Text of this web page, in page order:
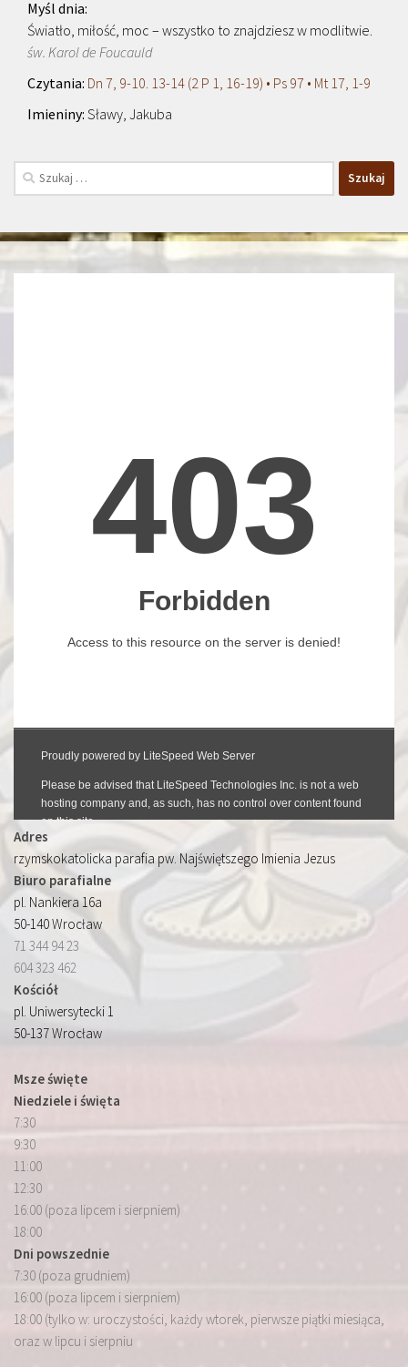
Światło, miłość, moc – wszystko to znajdziesz w modlitwie.
św. Karol de Foucauld
Dn 7, 9-10. 13-14 (2 P 1, 16-19) • Ps 97 • Mt 17, 1-9
Sławy, Jakuba
Szukaj:
Adres
rzymskokatolicka parafia pw. Najświętszego Imienia Jezus
Biuro parafialne
pl. Nankiera 16a
50-140 Wrocław
71 344 94 23
604 323 462
Kościół
pl. Uniwersytecki 1
50-137 Wrocław
Msze święte
Niedziele i święta
7:30
9:30
11:00
12:30
16:00 (poza lipcem i sierpniem)
18:00
Dni powszednie
7:30 (poza grudniem)
16:00 (poza lipcem i sierpniem)
18:00 (tylko w: uroczystości, każdy wtorek, pierwsze piątki miesiąca,
oraz w lipcu i sierpniu